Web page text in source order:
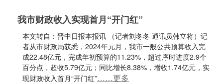
我市财政收入实现首月“开门红”
本文转自：晋中日报本报讯 （记者刘冬冬 通讯员韩立将）记
者从市财政局获悉，2024年元月，我市一般公共预算收入完
成22.48亿元，完成年初预算的11.23%，超过序时进度2.9个
百分点，超收5.79亿元；同比增长8.38%，增收1.74亿元，实
现财政收入首月“开门红”……更多